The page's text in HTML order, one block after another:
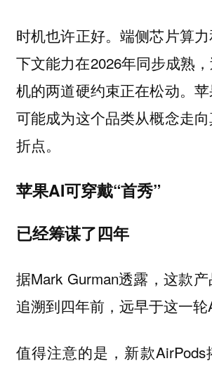
时机也许正好。端侧芯片算
下文能力在2026年同步成熟
机的两道硬约束正在松动。
可能成为这个品类从概念走
折点。
苹果AI可穿戴“首秀”
已经筹谋了四年
据Mark Gurman透露，这款
追溯到四年前，远早于这一轮
值得注意的是，新款AirPods